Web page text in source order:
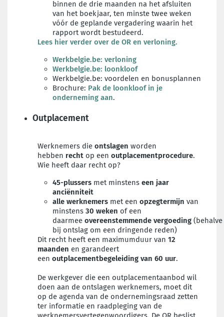
binnen de drie maanden na het afsluiten
van het boekjaar, ten minste twee weken
vóór de geplande vergadering waarin het
rapport wordt bestudeerd.
Lees hier verder over de OR en verloning.
Werkbelgie.be: verloning
Werkbelgie.be: loonkloof
Werkbelgie.be: voordelen en bonusplannen
Brochure: Pak de loonkloof in je
onderneming aan.
Outplacement
Werknemers die ontslagen worden
hebben recht op een outplacementprocedure.
Wie heeft daar recht op?
45-plussers met minstens een jaar
anciënniteit
alle werknemers met een opzegtermijn van
minstens 30 weken of een
daarmee overeenstemmende vergoeding (behalve
bij ontslag om een dringende reden)
Dit recht heeft een maximumduur van 12
maanden en garandeert
een outplacementbegeleiding van 60 uur.
De werkgever die een outplacementaanbod wil
doen aan de ontslagen werknemers, moet dit
op de agenda van de ondernemingsraad zetten
ter informatie en raadpleging van de